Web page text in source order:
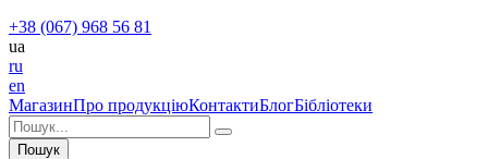
+38 (067) 968 56 81
ua
ru
en
МагазинПро продукціюКонтактиБлогБібліотеки
Пошук